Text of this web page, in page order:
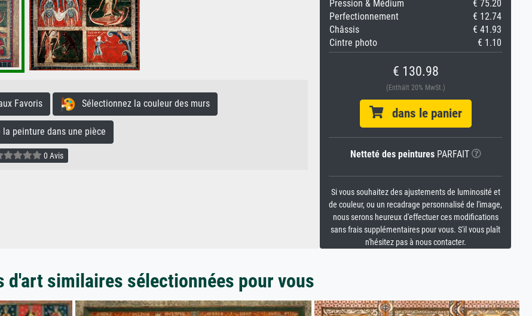
Favoris Sélectionnez la couleur des murs
peinture dans une pièce
0 Avis
Pression & Médium
€ 75.20
Perfectionnement
€ 12.74
Châssis
€ 41.93
Cintre photo
€ 1.10
€ 130.98
(Enthält 20% MwSt.)
dans le panier
Netteté des peinturesPARFAIT
Si vous souhaitez des ajustements de luminosité et
de couleur, ou un recadrage personnalisé de l'image,
nous serons heureux d'effectuer ces modifications
sans frais supplémentaires pour vous. S'il vous plaît
n'hésitez pas à nous contacter.
similaires sélectionnées pour vous